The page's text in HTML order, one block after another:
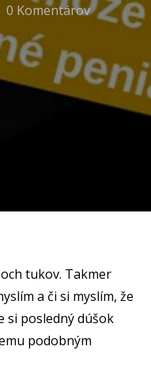
0 Komentárov
tukov. Takmer
a či si myslím, že
si posledný dúšok
podobným